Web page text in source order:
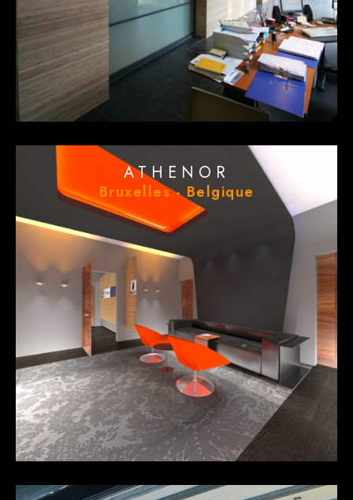
ATHENOR
Bruxelles - Belgique